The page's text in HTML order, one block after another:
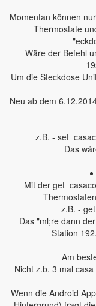
Momentan können
Thermostate
Wäre der Befehl
Um die Steckdose
Neu ab dem
z.B. -
Das
Mit der
z.B. -
Das "ml;re dann
Station
Am
Nicht z.b. 3 mal
Wenn die Android